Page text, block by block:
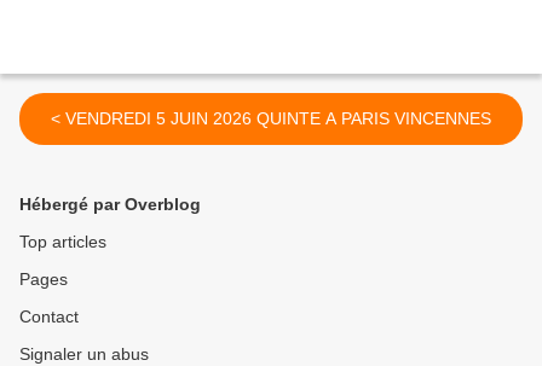
< VENDREDI 5 JUIN 2026 QUINTE A PARIS VINCENNES
Hébergé par Overblog
Top articles
Pages
Contact
Signaler un abus